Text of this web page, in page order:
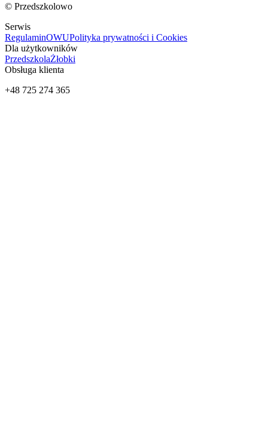
© Przedszkolowo
Serwis
RegulaminOWUPolityka prywatności i Cookies
Dla użytkowników
PrzedszkolaŻłobki
Obsługa klienta
+48 725 274 365